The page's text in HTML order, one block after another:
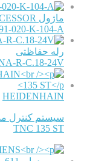
ماژول PROCESSOR
020-K-104-A
رله حفاظتی
R-C.18-24V
HEIDENHAIN
سیستم کنترل
TNC 135 ST